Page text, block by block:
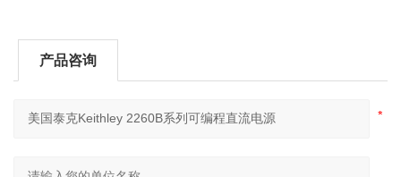
产品咨询